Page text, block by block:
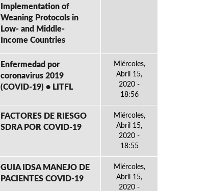
Implementation of
Weaning Protocols in
Low- and Middle-
Income Countries
Enfermedad por
coronavirus 2019
(COVID-19) • LITFL
Miércoles,
Abril 15,
2020 -
18:56
FACTORES DE RIESGO
SDRA POR COVID-19
Miércoles,
Abril 15,
2020 -
18:55
GUIA IDSA MANEJO DE
PACIENTES COVID-19
Miércoles,
Abril 15,
2020 -